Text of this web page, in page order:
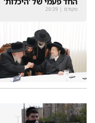
מקודם |
20:39